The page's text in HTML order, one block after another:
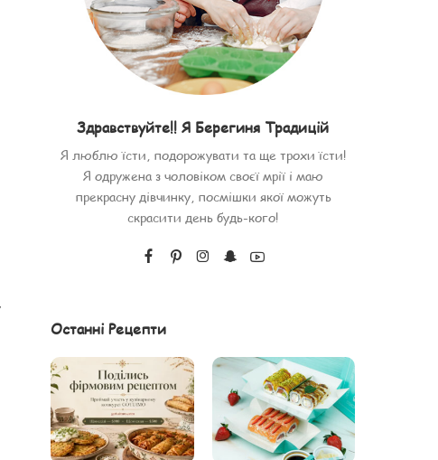
Здравствуйте!! Я Берегиня Традицій
Я люблю їсти, подорожувати та ще трохи їсти!
Я одружена з чоловіком своєї мрії і маю
прекрасну дівчинку, посмішки якої можуть
скрасити день будь-кого!
Останні Рецепти